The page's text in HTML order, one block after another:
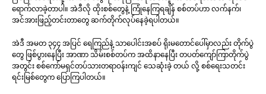
ရောက်လာခဲ့တာပါ။ အဲဒီလို ထိုးစစ်တွေနဲ့ ကြုံနေကြရချိန် စစ်တပ်ဟာ လက်နက်၊
အင်အားဖြည့်တင်းတာတွေ ဆက်တိုက်လုပ်နေခဲ့ရပါတယ်။
အဲဒီ အမတ ၃၄၄ အပြင် ရေကြည်နဲ့ သာပေါင်းအစပ် ရိုးမတောင်ပေါ်မှာလည်း တိုက်ပွဲ
တွေ ဖြစ်ပွားနေပြီး အာဏာ သိမ်းစစ်တပ်က အထိနာနေပြီး တပတ်ကျော်ကြာတိုက်ပွဲ
အတွင်း စစ်ကော်မရှင်တပ်သားတရာဝန်းကျင် သေဆုံးခဲ့ တယ် လို့ စစ်ရေးသတင်း
ရင်းမြစ်တွေက ပြောကြပါတယ်။